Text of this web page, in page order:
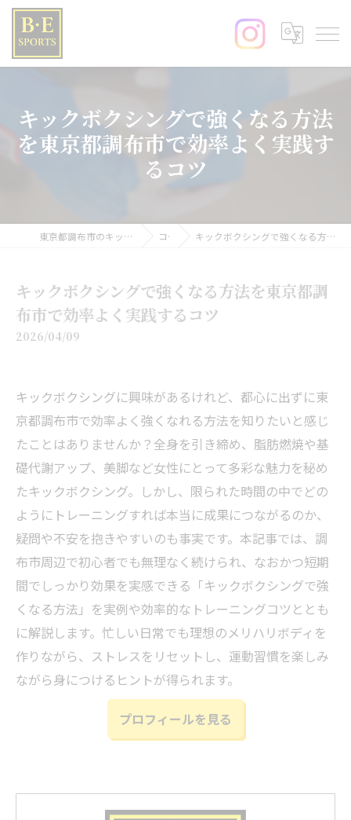
キックボクシングで強くなる方法
を東京都調布市で効率よく実践す
るコツ
東京都調布市のキックボクシングならB･E SPORTS コラム キックボクシングで強くなる方法を東京都調布市で効率よく実践するコツ
キックボクシングで強くなる方法を東京都調
布市で効率よく実践するコツ
2026/04/09
キックボクシングに興味があるけれど、都心に出ずに東
京都調布市で効率よく強くなれる方法を知りたいと感じ
たことはありませんか？全身を引き締め、脂肪燃焼や基
礎代謝アップ、美脚など女性にとって多彩な魅力を秘め
たキックボクシング。しかし、限られた時間の中でどの
ようにトレーニングすれば本当に成果につながるのか、
疑問や不安を抱きやすいのも事実です。本記事では、調
布市周辺で初心者でも無理なく続けられ、なおかつ短期
間でしっかり効果を実感できる「キックボクシングで強
くなる方法」を実例や効率的なトレーニングコツととも
に解説します。忙しい日常でも理想のメリハリボディを
作りながら、ストレスをリセットし、運動習慣を楽しみ
ながら身につけるヒントが得られます。
プロフィールを見る